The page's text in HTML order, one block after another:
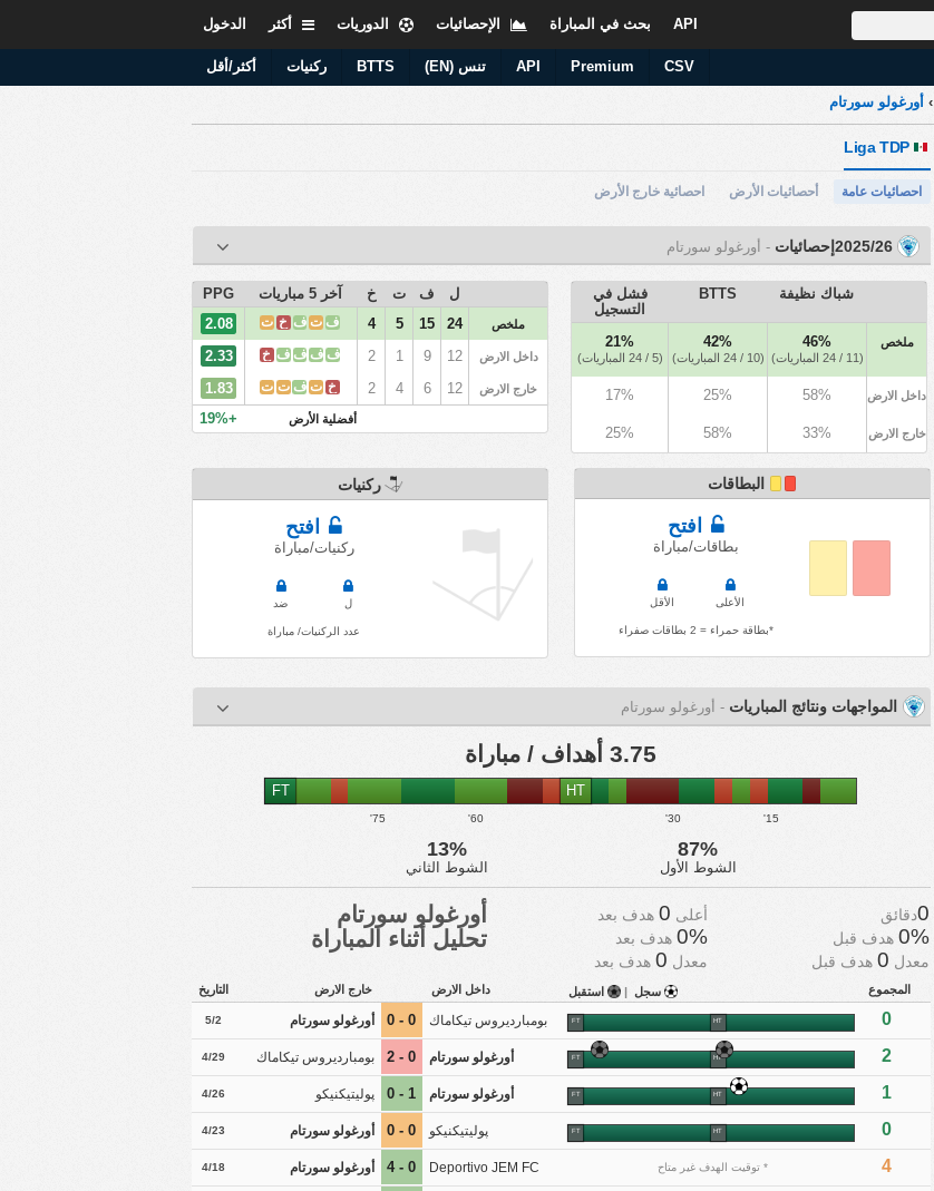
الدخول أكثر الدوريات الإحصائيات بحث في المباراة API
أكثر/أقل ركنيات BTTS تنس (EN) API Premium CSV
› أورغولو سورتام
Liga TDP
احصائيات عامة أحصائيات الأرض احصائية خارج الأرض
2025/26إحصائيات - أورغولو سورتام
ل ف ت خ آخر 5 مباريات PPG
ملخص 24
15
5
4 ف ت ف خ ت 2.08
داخل الارض 12
9
1
2 ف ف ف ف خ 2.33
خارج الارض 12
6
4
2 خ ت ف ت ت 1.83
أفضلية الأرض +19%
شباك نظيفة BTTS
فشل في
التسجيل
ملخص 46%
(11 / 24 المباريات)
42%
(10 / 24 المباريات)
21%
(5 / 24 المباريات)
داخل الارض 58%
25%
17%
خارج الارض 33%
58%
25%
ركنيات
افتح
ركنيات/مباراة
ضد ل
عدد الركنيات/ مباراة
البطاقات
افتح
بطاقات/مباراة
الأقل الأعلى
*بطاقة حمراء = 2 بطاقات صفراء
المواجهات ونتائج المباريات - أورغولو سورتام
3.75 أهداف / مباراة
15'
30'
HT
60'
75'
FT
87%
الشوط الأول
13%
الشوط الثاني
أورغولو سورتام
تحليل أثناء المباراة
0دقائق أعلى 0 هدف بعد
0% هدف قبل 0% هدف بعد
معدل 0 هدف قبل معدل 0 هدف بعد
التاريخ خارج الارض داخل الارض سجل| استقبل المجموع
5/2 أورغولو سورتام 0 - 0 بومبارديروس تيكاماك HT
FT 0
4/29 بومبارديروس تيكاماك 0 - 2 أورغولو سورتام HT
FT 2
4/26 پوليتيكنيكو 1 - 0 أورغولو سورتام HT
FT 1
4/23 أورغولو سورتام 0 - 0 پوليتيكنيكو HT
FT 0
4/18 أورغولو سورتام 0 - 4 Deportivo JEM FC * توقيت الهدف غير متاح 4